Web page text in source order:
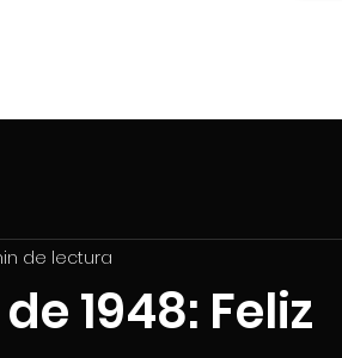
1948: Feliz
de lectura